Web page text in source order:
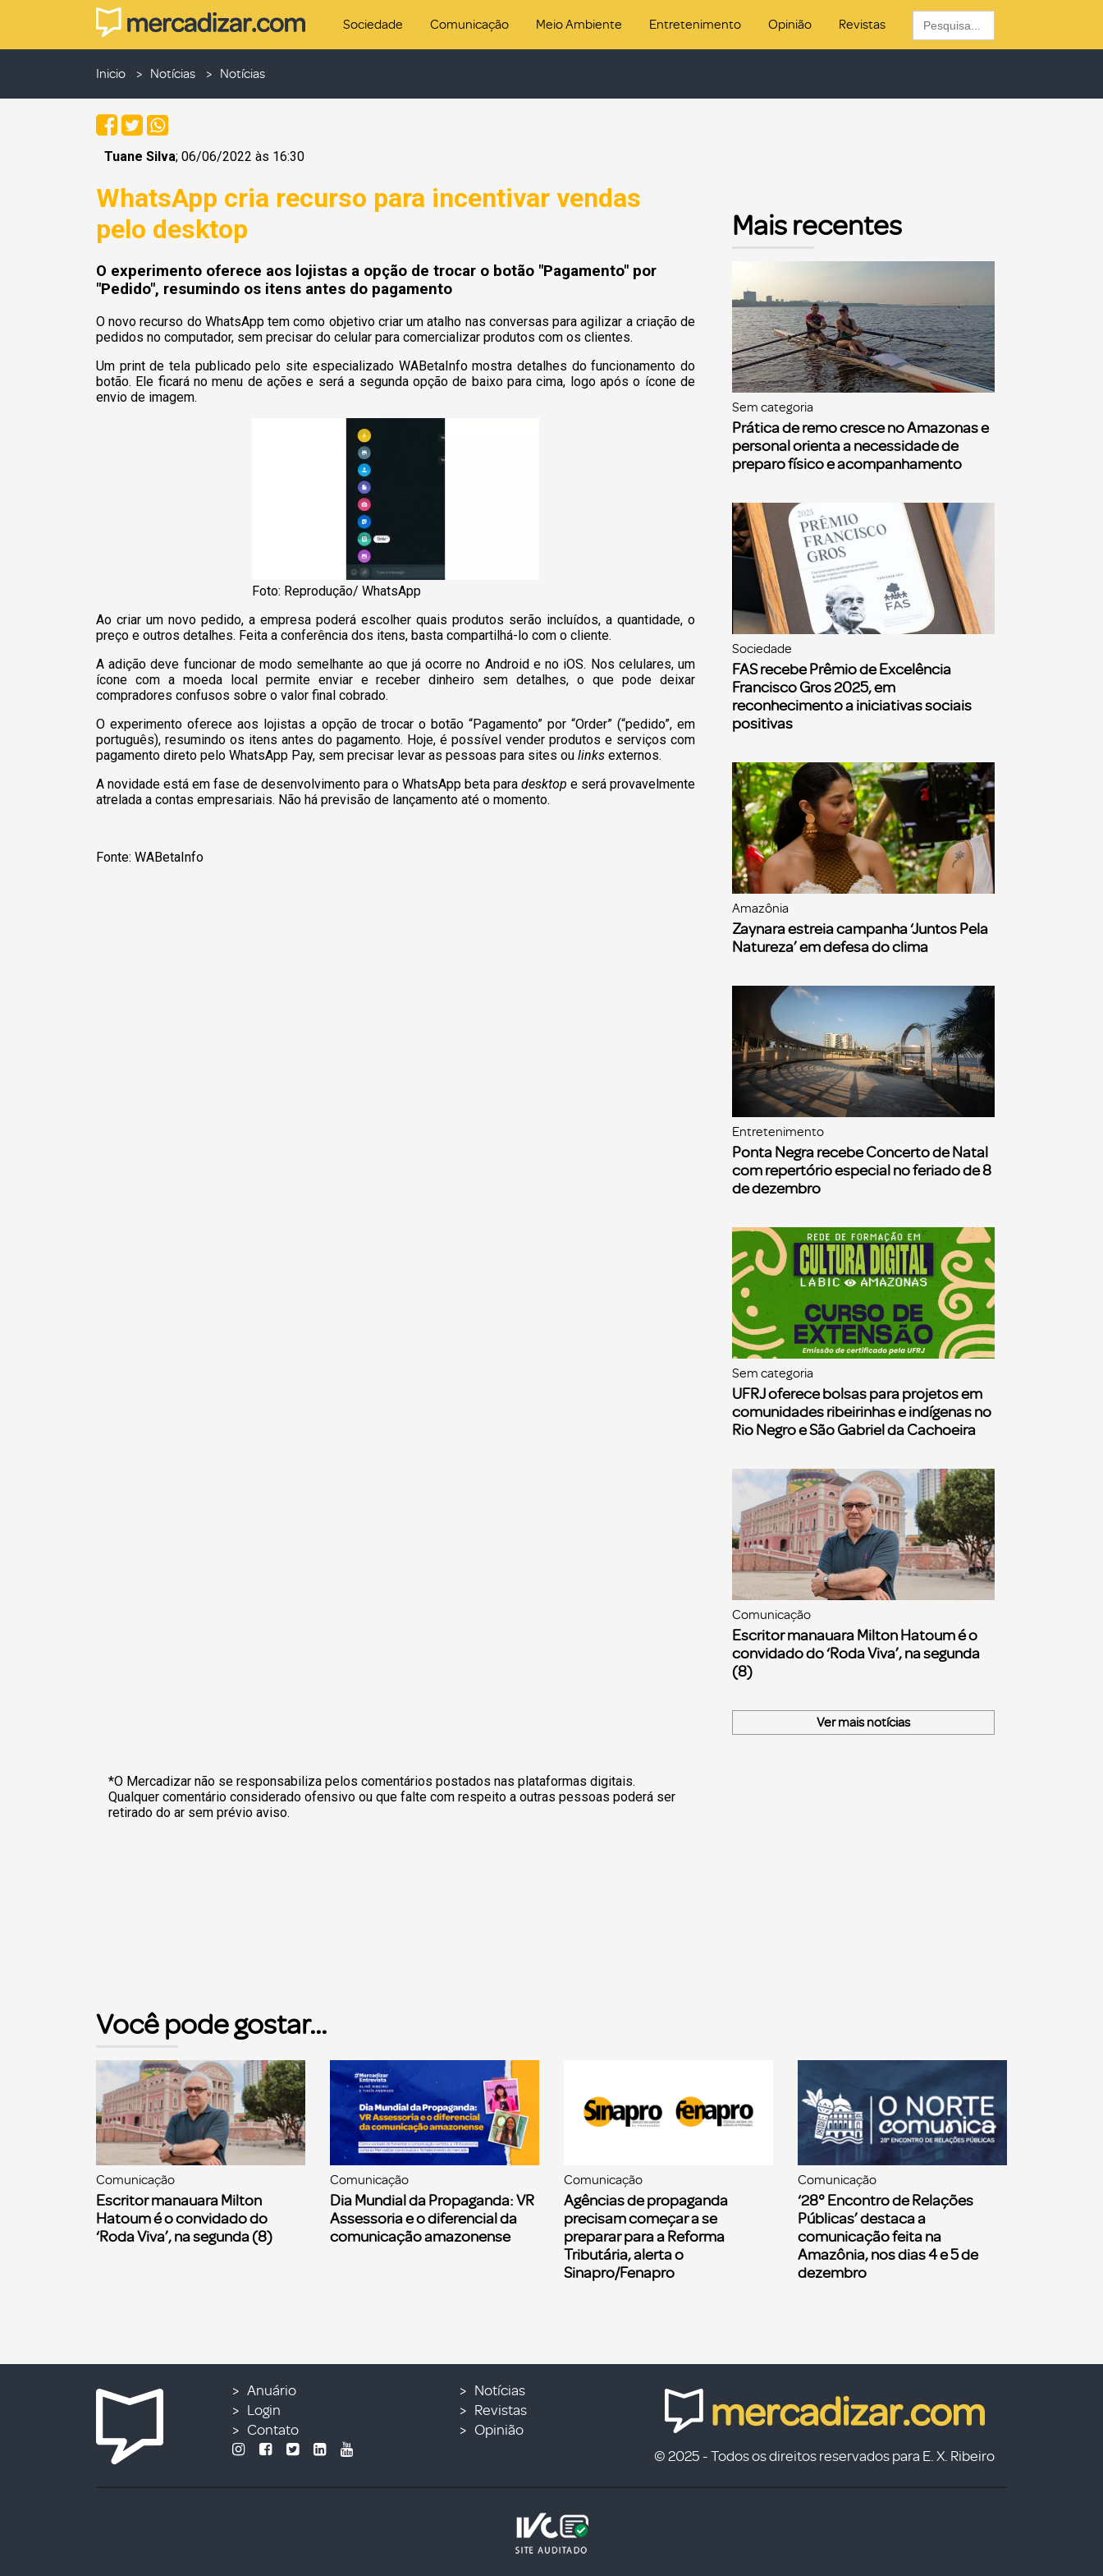
Sociedade Comunicação Meio Ambiente Entretenimento Opinião Revistas
Search
for:
Inicio Notícias Notícias
Tuane Silva; 06/06/2022 às 16:30
WhatsApp cria recurso para incentivar vendas
pelo desktop
O experimento oferece aos lojistas a opção de trocar o botão "Pagamento" por
"Pedido", resumindo os itens antes do pagamento
O novo recurso do WhatsApp tem como objetivo criar um atalho nas conversas para agilizar a criação de
pedidos no computador, sem precisar do celular para comercializar produtos com os clientes.
Um print de tela publicado pelo site especializado WABetaInfo mostra detalhes do funcionamento do
botão. Ele ficará no menu de ações e será a segunda opção de baixo para cima, logo após o ícone de
envio de imagem.
Foto: Reprodução/ WhatsApp
Ao criar um novo pedido, a empresa poderá escolher quais produtos serão incluídos, a quantidade, o
preço e outros detalhes. Feita a conferência dos itens, basta compartilhá-lo com o cliente.
A adição deve funcionar de modo semelhante ao que já ocorre no Android e no iOS. Nos celulares, um
ícone com a moeda local permite enviar e receber dinheiro sem detalhes, o que pode deixar
compradores confusos sobre o valor final cobrado.
O experimento oferece aos lojistas a opção de trocar o botão “Pagamento” por “Order” (“pedido”, em
português), resumindo os itens antes do pagamento. Hoje, é possível vender produtos e serviços com
pagamento direto pelo WhatsApp Pay, sem precisar levar as pessoas para sites ou links externos.
A novidade está em fase de desenvolvimento para o WhatsApp beta para desktop e será provavelmente
atrelada a contas empresariais. Não há previsão de lançamento até o momento.
Fonte: WABetaInfo
*O Mercadizar não se responsabiliza pelos comentários postados nas plataformas digitais.
Qualquer comentário considerado ofensivo ou que falte com respeito a outras pessoas poderá ser
retirado do ar sem prévio aviso.
Mais recentes
Sem categoria
Prática de remo cresce no Amazonas e
personal orienta a necessidade de
preparo físico e acompanhamento
Sociedade
FAS recebe Prêmio de Excelência
Francisco Gros 2025, em
reconhecimento a iniciativas sociais
positivas
Amazônia
Zaynara estreia campanha ‘Juntos Pela
Natureza’ em defesa do clima
Entretenimento
Ponta Negra recebe Concerto de Natal
com repertório especial no feriado de 8
de dezembro
Sem categoria
UFRJ oferece bolsas para projetos em
comunidades ribeirinhas e indígenas no
Rio Negro e São Gabriel da Cachoeira
Comunicação
Escritor manauara Milton Hatoum é o
convidado do ‘Roda Viva’, na segunda
(8)
Ver mais notícias
Você pode gostar...
Comunicação
Escritor manauara Milton
Hatoum é o convidado do
‘Roda Viva’, na segunda (8)
Comunicação
Dia Mundial da Propaganda: VR
Assessoria e o diferencial da
comunicação amazonense
Comunicação
Agências de propaganda
precisam começar a se
preparar para a Reforma
Tributária, alerta o
Sinapro/Fenapro
Comunicação
‘28° Encontro de Relações
Públicas’ destaca a
comunicação feita na
Amazônia, nos dias 4 e 5 de
dezembro
Anuário
Login
Contato
Notícias
Revistas
Opinião
© 2025 - Todos os direitos reservados para E. X. Ribeiro